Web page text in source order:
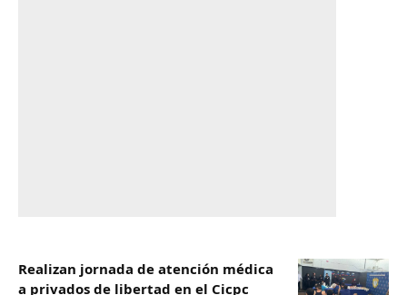
Realizan jornada de atención médica
a privados de libertad en el Cicpc